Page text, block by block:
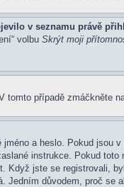
v seznamu právě
volbu Skrýt moji
tomto případě zmáčkněte
a heslo. Pokud jsou
instrukce. Pokud
Když jste se registrovali,
Jedním důvodem, proč